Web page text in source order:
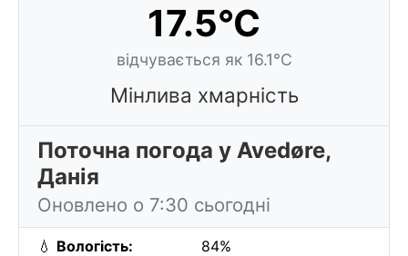
17.5°C
відчувається як 16.1°C
Мінлива хмарність
Поточна погода у Avedøre,
Данія
Оновлено о 7:30 сьогодні
💧 Вологість: 84%